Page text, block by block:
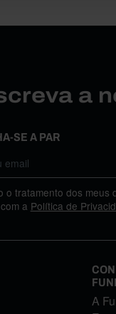
a
SE A PAR
o tratamento dos meus
a Política de
A